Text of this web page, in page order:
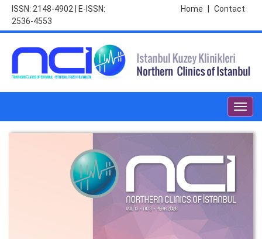
ISSN: 2148-4902 | E-ISSN:
2536-4553
Contact
Home